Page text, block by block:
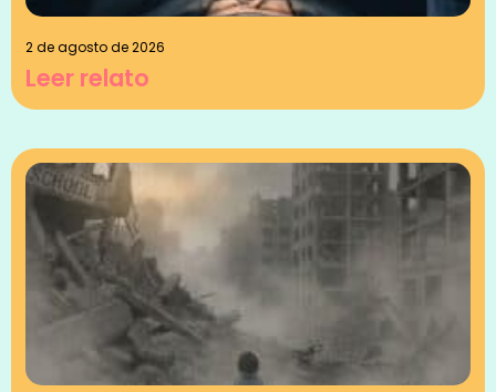
2 de agosto de 2026
Leer relato